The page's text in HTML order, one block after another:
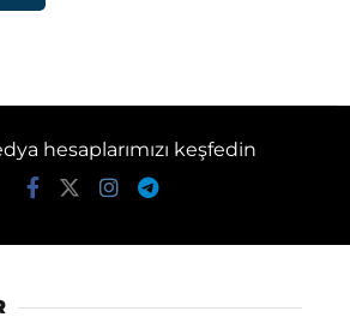
hesaplarımızı keşfedin